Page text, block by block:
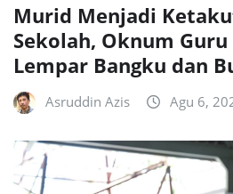
Murid Menjadi
Sekolah, Oknum
Lempar Bangku dan
Asruddin Azis Agu 6,